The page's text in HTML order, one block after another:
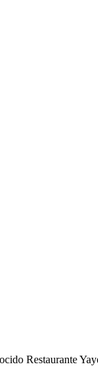
Restaurante